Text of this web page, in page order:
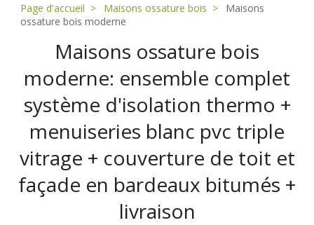
Page d'accueil Maisons ossature bois
Maisons
ossature bois moderne
Maisons ossature bois
moderne: ensemble complet
système d'isolation thermo +
menuiseries blanc pvc triple
vitrage + couverture de toit et
façade en bardeaux bitumés +
livraison